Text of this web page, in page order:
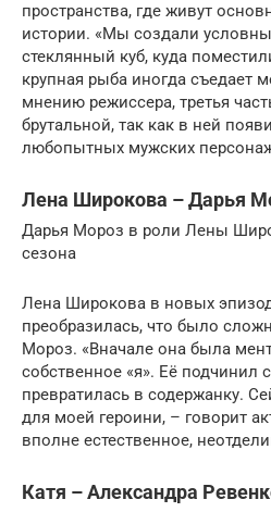
пространства, где живут
истории. «Мы создали
стеклянный куб, куда
крупная рыба иногда съедает
мнению режиссера, третья
брутальной, так как в ней
любопытных мужских
Лена Широкова – Дарья
Дарья Мороз в роли Лены
сезона
Лена Широкова в новых
преобразилась, что было
Мороз. «Вначале она была
собственное «я». Её подчинил
превратилась в содержанку.
для моей героини, – говорит
вполне естественное,
Катя – Александра